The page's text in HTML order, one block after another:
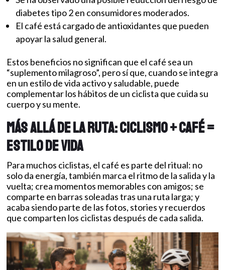
diabetes tipo 2 en consumidores moderados.
El café está cargado de antioxidantes que pueden
apoyar la salud general.
Estos beneficios no significan que el café sea un
“suplemento milagroso”, pero sí que, cuando se integra
en un estilo de vida activo y saludable, puede
complementar los hábitos de un ciclista que cuida su
cuerpo y su mente.
Más allá de la ruta: ciclismo + café =
estilo de vida
Para muchos ciclistas, el café es parte del ritual: no
solo da energía, también marca el ritmo de la salida y la
vuelta; crea momentos memorables con amigos; se
comparte en barras soleadas tras una ruta larga; y
acaba siendo parte de las fotos, stories y recuerdos
que comparten los ciclistas después de cada salida.